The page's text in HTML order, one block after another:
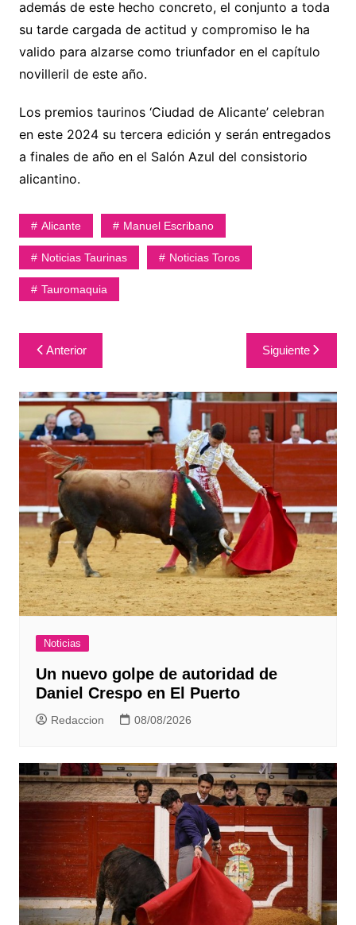
además de este hecho concreto, el conjunto a toda
su tarde cargada de actitud y compromiso le ha
valido para alzarse como triunfador en el capítulo
novilleril de este año.
Los premios taurinos ‘Ciudad de Alicante’ celebran
en este 2024 su tercera edición y serán entregados
a finales de año en el Salón Azul del consistorio
alicantino.
Alicante Manuel Escribano
Noticias Taurinas Noticias Toros
Tauromaquia
Navegación
de
entradas
Anterior Siguiente
Noticias
Un nuevo golpe de autoridad de
Daniel Crespo en El Puerto
Redaccion 08/08/2026